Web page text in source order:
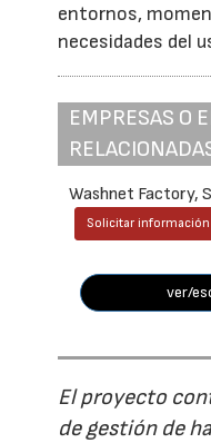
entornos,
necesidades del
EMPRESAS O
Washnet Factory,
Solicitar información
ver/
El proyecto
de gestión de